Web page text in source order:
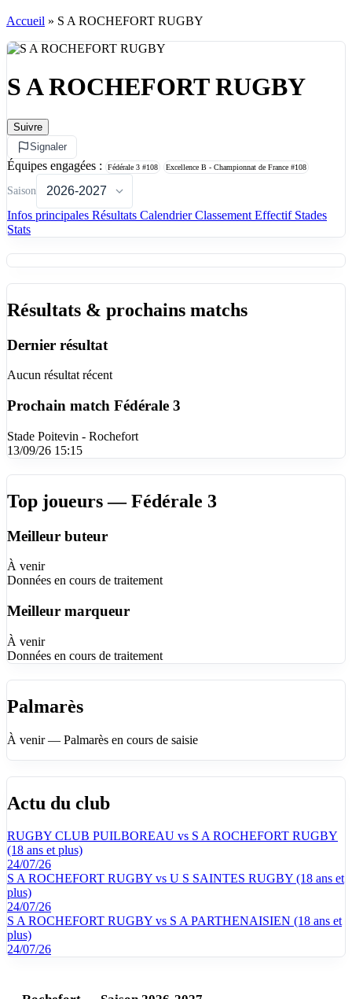
Accueil » S A ROCHEFORT RUGBY
S A ROCHEFORT RUGBY
Suivre
Signaler
Équipes engagées : Fédérale 3 #108 Excellence B - Championnat de France #108
Saison
Infos principales Résultats CalendrierClassement Effectif Stades
Stats
Résultats & prochains matchs
Dernier résultat
Aucun résultat récent
Prochain match Fédérale 3
Stade Poitevin - Rochefort
13/09/26 15:15
Top joueurs — Fédérale 3
Meilleur buteur
À venir
Données en cours de traitement
Meilleur marqueur
À venir
Données en cours de traitement
Palmarès
À venir — Palmarès en cours de saisie
Actu du club
RUGBY CLUB PUILBOREAU vs S A ROCHEFORT RUGBY
(18 ans et plus)
24/07/26
S A ROCHEFORT RUGBY vs U S SAINTES RUGBY (18 ans et
plus)
24/07/26
S A ROCHEFORT RUGBY vs S A PARTHENAISIEN (18 ans et
plus)
24/07/26